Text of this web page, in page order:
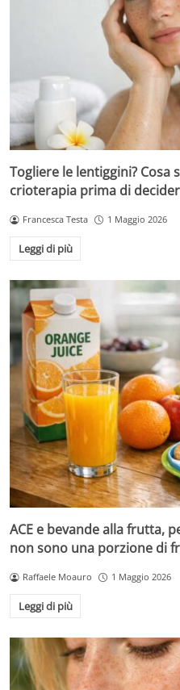
Togliere le lentiggini? Cosa
crioterapia prima di
Francesca Testa 1 Maggio 2026
Leggi di più
ACE e bevande alla frutta,
non sono una porzione di
Raffaele Moauro 1 Maggio 2026
Leggi di più